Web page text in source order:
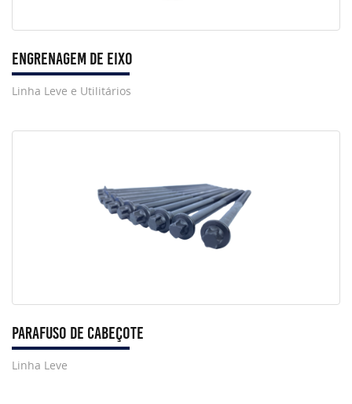
Engrenagem de Eixo
Linha Leve e Utilitários
Parafuso de Cabeçote
Linha Leve